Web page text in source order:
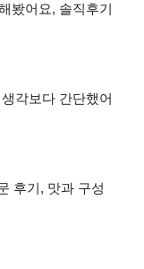
봤어요, 솔직후기
각보다 간단했어
후기, 맛과 구성